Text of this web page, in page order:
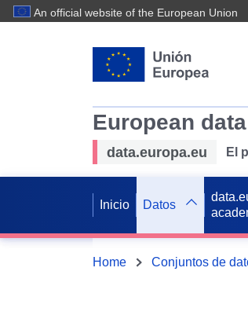
An official website of the European Union
European data
data.europa.eu El
Inicio Datos
Home Conjuntos de